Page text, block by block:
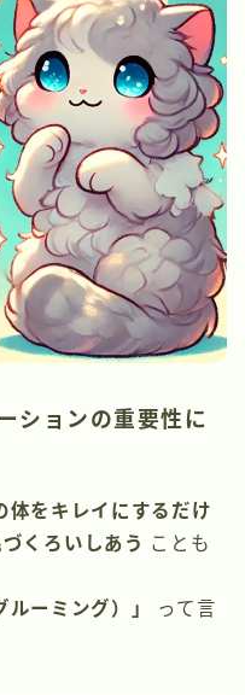
ションの重要性に
体をキレイにするだけ
くろいしあう ことも
ルーミング）」
って言